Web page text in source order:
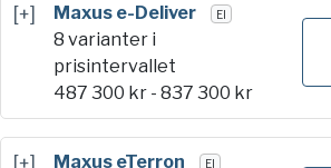
[+] Maxus e-Deliver El
8 varianter i
prisintervallet
487 300 kr -837 300 kr
[+] Maxus eTerron El